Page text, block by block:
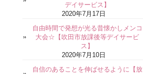
デイサービス】
2020年7月17日
自由時間で発想が光る昔懐かしメンコ
大会☆【吹田市放課後等デイサービ
ス】
2020年7月10日
自信のあることを伸ばせるように【放